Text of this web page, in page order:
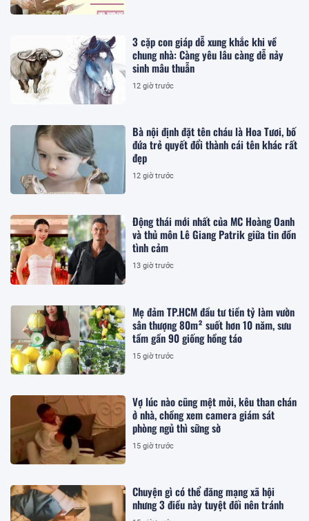
3 cặp con giáp dễ xung khắc khi về
chung nhà: Càng yêu lâu càng dễ nảy
sinh mâu thuẫn
12 giờ trước
Bà nội định đặt tên cháu là Hoa Tươi, bố
đứa trẻ quyết đổi thành cái tên khác rất
đẹp
12 giờ trước
Động thái mới nhất của MC Hoàng Oanh
và thủ môn Lê Giang Patrik giữa tin đồn
tình cảm
13 giờ trước
Mẹ đảm TP.HCM đầu tư tiền tỷ làm vườn
sân thượng 80m² suốt hơn 10 năm, sưu
tầm gần 90 giống hồng táo
15 giờ trước
Vợ lúc nào cũng mệt mỏi, kêu than chán
ở nhà, chồng xem camera giám sát
phòng ngủ thì sững sờ
15 giờ trước
Chuyện gì có thể đăng mạng xã hội
nhưng 3 điều này tuyệt đối nên tránh